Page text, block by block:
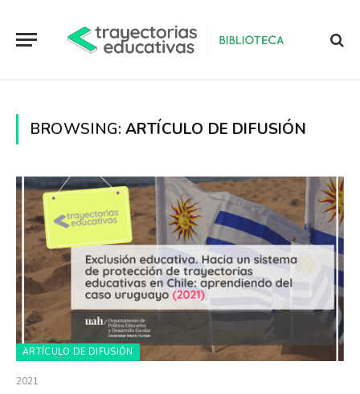
BROWSING: ARTÍCULO DE DIFUSIÓN
ARTÍCULO DE DIFUSIÓN
2021